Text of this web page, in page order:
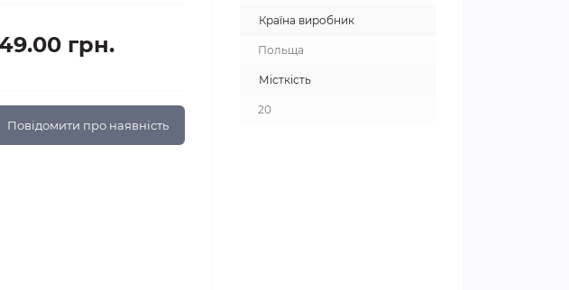
грн.
Повідомити про наявність
Країна виробник
Польща
Місткість
20